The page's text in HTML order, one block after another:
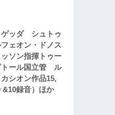
ッダ シュトゥ
ェオン・ドノス
ソン指揮トゥー
トール国立管 ル
シオン作品15,
&10録音）ほか